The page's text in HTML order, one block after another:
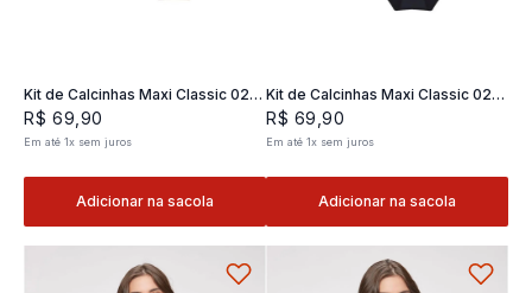
Kit de Calcinhas Maxi Classic 02 -
2 und
R$ 69 90
Em até1x sem juros
Adicionar na sacola
Kit de Calcinhas Maxi Classic 02 -
2 und
R$ 69 ,90
Em até 1x sem juros
Adicionar na sacola